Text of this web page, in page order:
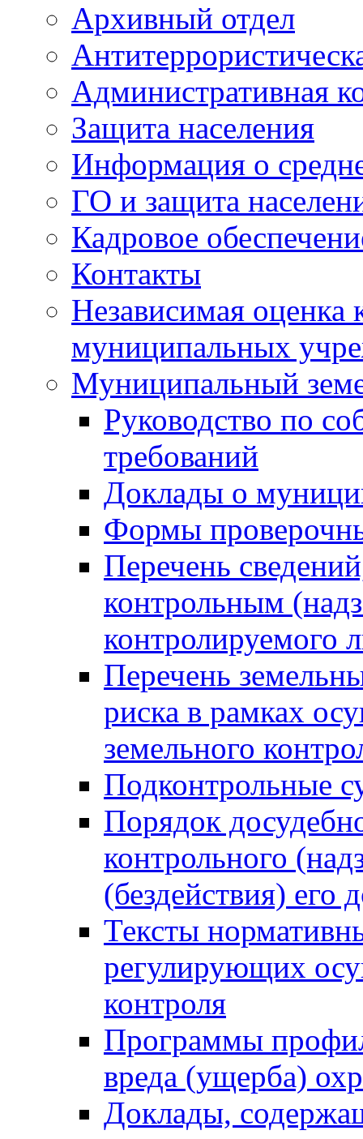
Архивный отдел
Административная
Защита населения
Информация о
ГО и защита
Кадровое
Контакты
Независимая оценка
муниципальных
Муниципальный
Руководство по
требований
Доклады о
Формы
Перечень
контрольным
контролируемого
Перечень
риска в рамках
земельного
Подконтрольные
Порядок
контрольного
(бездействия)
Тексты
регулирующих
контроля
Программы
вреда (ущерба)
Доклады,